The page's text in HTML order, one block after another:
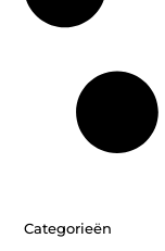
Categorieën